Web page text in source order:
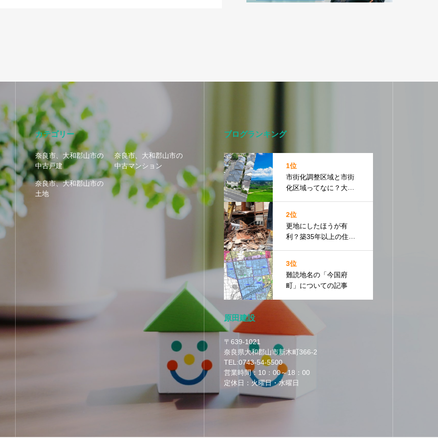
カテゴリー
奈良市、大和郡山市の
中古戸建
奈良市、大和郡山市の
中古マンション
奈良市、大和郡山市の
土地
ブログランキング
1位
市街化調整区域と市街
化区域ってなに？大和
2位
更地にしたほうが有
利？築35年以上の住宅
3位
難読地名の「今国府
町」についての記事
原田建設
〒639-1021
奈良県大和郡山市新木町366-2
TEL:0743-54-5500
営業時間：10：00～18：00
定休日：火曜日・水曜日